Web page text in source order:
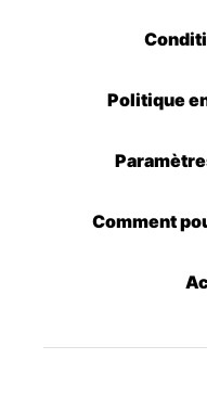
Politique
Comment